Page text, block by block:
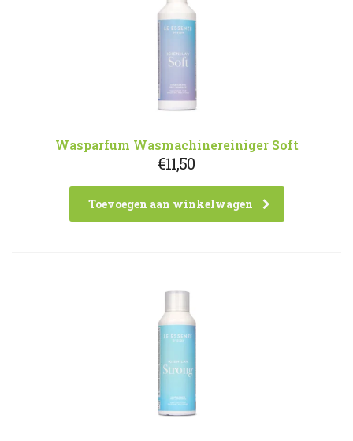
Wasparfum Wasmachinereiniger Soft
€11,50
Toevoegen aan winkelwagen